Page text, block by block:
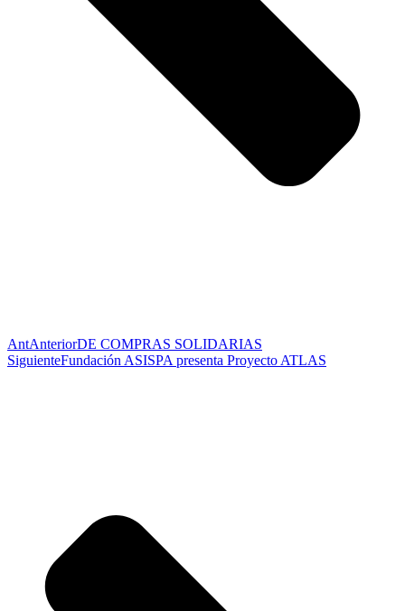
AntAnteriorDE COMPRAS SOLIDARIAS
SiguienteFundación ASISPA presenta Proyecto ATLAS